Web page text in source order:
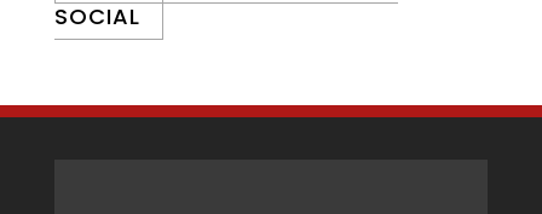
SOCIAL